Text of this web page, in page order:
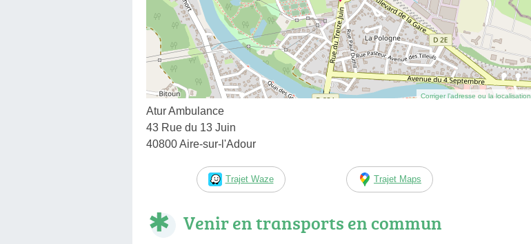
Corriger l’adresse ou la localisation
Atur Ambulance
43 Rue du 13 Juin
40800 Aire-sur-l'Adour
Trajet Waze Trajet Maps
Venir en transports en commun